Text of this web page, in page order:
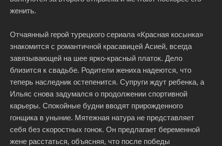
женить.
Отчаянный герой турецкого сериала «Красная косынка»
знакомится с романтичной красавицей Асией, всегда
завязывающей на шее ярко-красный платок. Дело
близится к свадьбе. Родители жениха надеются, что
теперь наследник остепенится. Супруги ждут ребенка, а
Ильяс снова задумался о продолжении спортивной
карьеры. Спокойные будни вводят прирожденного
гонщика в уныние. Мятежная натура не представляет
себя без скоростных гонок. Он предлагает беременной
жене расстаться, объясняя, что после победы